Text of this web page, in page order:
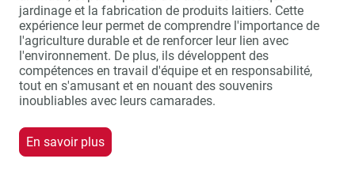
jardinage et la fabrication de produits laitiers. Cette
expérience leur permet de comprendre l'importance de
l'agriculture durable et de renforcer leur lien avec
l'environnement. De plus, ils développent des
compétences en travail d'équipe et en responsabilité,
tout en s'amusant et en nouant des souvenirs
inoubliables avec leurs camarades.
En savoir plus